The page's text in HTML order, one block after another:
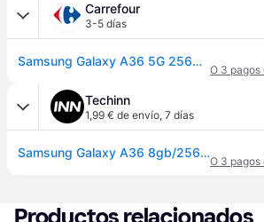
Carrefour
3-5 días
Samsung Galaxy A36 5G 256GB + 8GB RAM - Verde Lima
O 3 pagos
Techinn
1,99 € de envío, 7 días
Samsung Galaxy A36 8gb/256gb 6.7´´ Verde
O 3 pagos